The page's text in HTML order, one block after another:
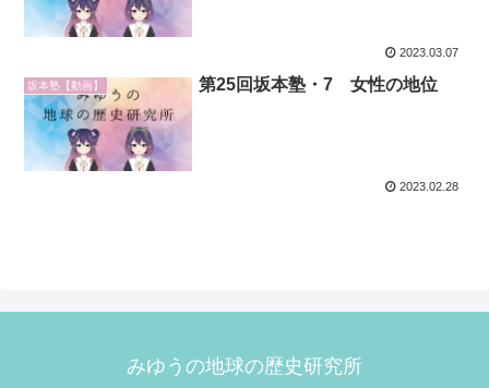
2023.03.07
坂本塾【動画】 第25回坂本塾・7 女性の地位
2023.02.28
みゆうの地球の歴史研究所